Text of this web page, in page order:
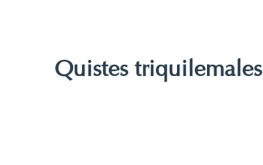
Quistes triquilemales